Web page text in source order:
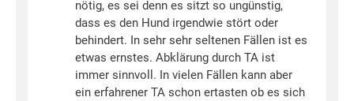
nötig, es sei denn es sitzt so ungünstig,
dass es den Hund irgendwie stört oder
behindert. In sehr sehr seltenen Fällen ist es
etwas ernstes. Abklärung durch TA ist
immer sinnvoll. In vielen Fällen kann aber
ein erfahrener TA schon ertasten ob es sich